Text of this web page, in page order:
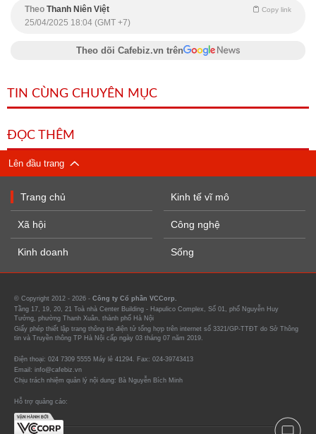
Theo Thanh Niên Việt Copy link
25/04/2025 18:04 (GMT +7)
Theo dõi Cafebiz.vn trên
TIN CÙNG CHUYÊN MỤC
ĐỌC THÊM
Lên đầu trang
Trang chủ
Xã hội
Kinh doanh
Kinh tế vĩ mô
Công nghệ
Sống
© Copyright 2012 - 2026 - Công ty Cổ phần VCCorp.
Tầng 17, 19, 20, 21 Toà nhà Center Building - Hapulico Complex, Số 01, phố Nguyễn Huy
Tưởng, phường Thanh Xuân, thành phố Hà Nội
Giấy phép thiết lập trang thông tin điện tử tổng hợp trên internet số 3321/GP-TTĐT do Sở Thông
tin và Truyền thông TP Hà Nội cấp ngày 03 tháng 07 năm 2019.
Điện thoại: 024 7309 5555 Máy lẻ 41294. Fax: 024-39743413
Email: info@cafebiz.vn
Chịu trách nhiệm quản lý nội dung: Bà Nguyễn Bích Minh
Hỗ trợ quảng cáo: